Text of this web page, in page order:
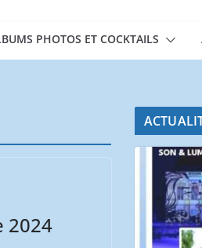
PHOTOS ET COCKTAILS
2024